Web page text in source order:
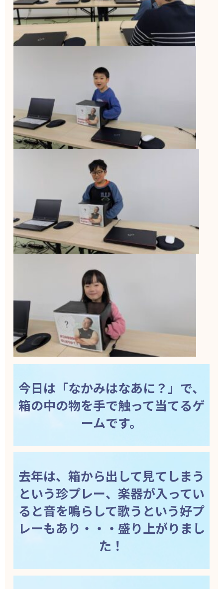
今日は「なかみはなあに？」で、
箱の中の物を手で触って当てるゲ
ームです。
去年は、箱から出して見てしまう
という珍プレー、楽器が入ってい
ると音を鳴らして歌うという好プ
レーもあり・・・盛り上がりまし
た！